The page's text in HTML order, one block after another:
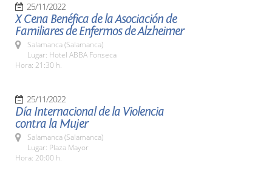
25/11/2022
X Cena Benéfica de la Asociación de
Familiares de Enfermos de Alzheimer
Salamanca (Salamanca)
Lugar: Hotel ABBA Fonseca
Hora: 21:30 h.
25/11/2022
Día Internacional de la Violencia
contra la Mujer
Salamanca (Salamanca)
Lugar: Plaza Mayor
Hora: 20:00 h.